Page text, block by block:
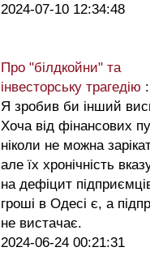
2024-07-10 12:34:48
Про "білдкойни" та
інвесторську трагедію :
Я зробив би інший
Хоча від фінансових
ніколи не можна
але їх хронічність
на дефіцит
гроші в Одесі є, а
не вистачає.
2024-06-24 00:21:31